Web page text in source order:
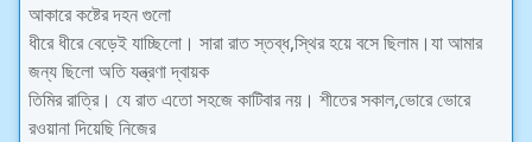
আকারে কষ্টের দহন গুলো
ধীরে ধীরে বেড়েই যাচ্ছিলো। সারা রাত স্তব্ধ,স্থির হয়ে বসে ছিলাম।যা আমার
জন্য ছিলো অতি যন্ত্রণা দ্বায়ক
তিমির রাত্রি। যে রাত এতো সহজে কাটিবার নয়। শীতের সকাল,ভোরে ভোরে
রওয়ানা দিয়েছি নিজের